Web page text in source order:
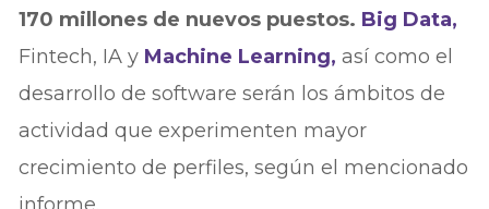
170 millones de nuevos puestos. Big Data,
Fintech, IA y Machine Learning, así como el
desarrollo de software serán los ámbitos de
actividad que experimenten mayor
crecimiento de perfiles, según el mencionado